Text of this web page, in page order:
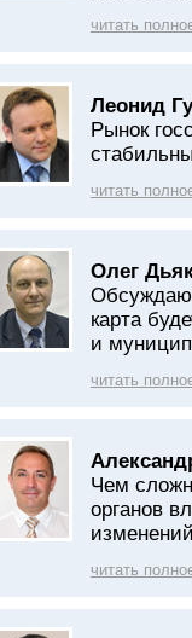
читать
Леонид
Рынок
читать
Олег
карта
и
читать
Чем
органов
читать